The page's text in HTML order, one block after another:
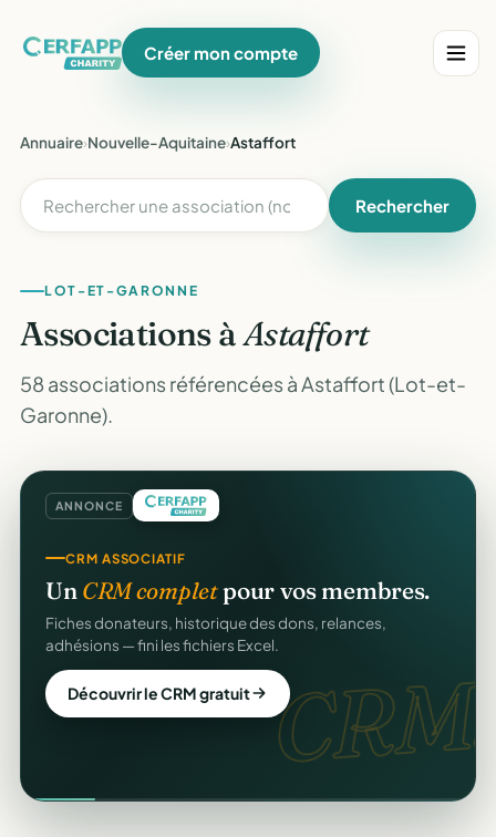
Créer mon compte
Annuaire›Nouvelle-Aquitaine›Astaffort
Rechercher
LOT-ET-GARONNE
Associations àAstaffort
58 associations référencées à Astaffort (Lot-et-
Garonne).
ANNONCE
CRM.
CRM ASSOCIATIF
Un CRM completpour vos membres.
Fiches donateurs, historique des dons, relances,
adhésions — fini les fichiers Excel.
Découvrir le CRM gratuit